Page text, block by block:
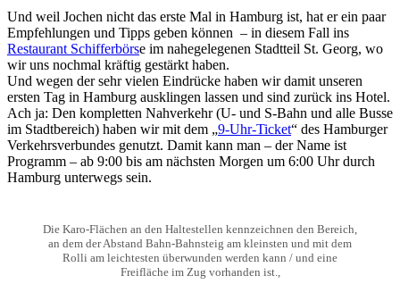
Und weil Jochen nicht das erste Mal in Hamburg ist, hat er ein paar
Empfehlungen und Tipps geben können – in diesem Fall ins
Restaurant Schifferbörse im nahegelegenen Stadtteil St. Georg, wo
wir uns nochmal kräftig gestärkt haben.
Und wegen der sehr vielen Eindrücke haben wir damit unseren
ersten Tag in Hamburg ausklingen lassen und sind zurück ins Hotel.
Ach ja: Den kompletten Nahverkehr (U- und S-Bahn und alle Busse
im Stadtbereich) haben wir mit dem „9-Uhr-Ticket“ des Hamburger
Verkehrsverbundes genutzt. Damit kann man – der Name ist
Programm – ab 9:00 bis am nächsten Morgen um 6:00 Uhr durch
Hamburg unterwegs sein.
Die Karo-Flächen an den Haltestellen kennzeichnen den Bereich,
an dem der Abstand Bahn-Bahnsteig am kleinsten und mit dem
Rolli am leichtesten überwunden werden kann / und eine
Freifläche im Zug vorhanden ist.,